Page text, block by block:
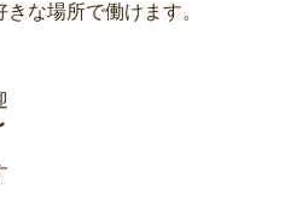
な場所で働けます。